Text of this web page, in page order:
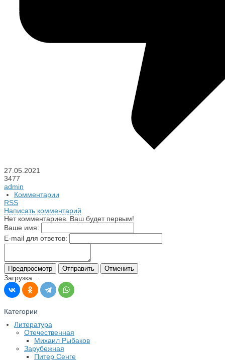
27.05.2021
3477
admin
Комментарии
RSS
Написать комментарий
Нет комментариев. Ваш будет первым!
Ваше имя:
E-mail для ответов:
Загрузка...
Категории
Литература
Отечественная
Михаил Рыбаков
Зарубежная
Питер Сенге